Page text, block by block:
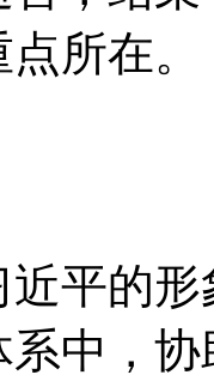
所在。
平的
系中，